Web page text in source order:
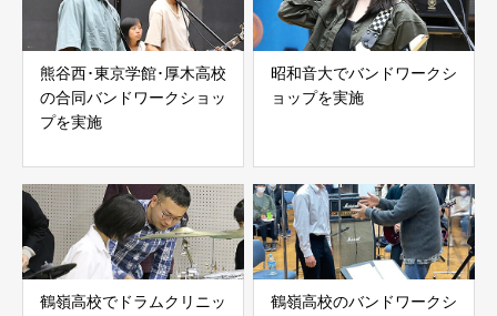
熊谷西･東京学館･厚木高校
の合同バンドワークショッ
プを実施
昭和音大でバンドワークシ
ョップを実施
鶴嶺高校でドラムクリニッ
鶴嶺高校のバンドワークシ